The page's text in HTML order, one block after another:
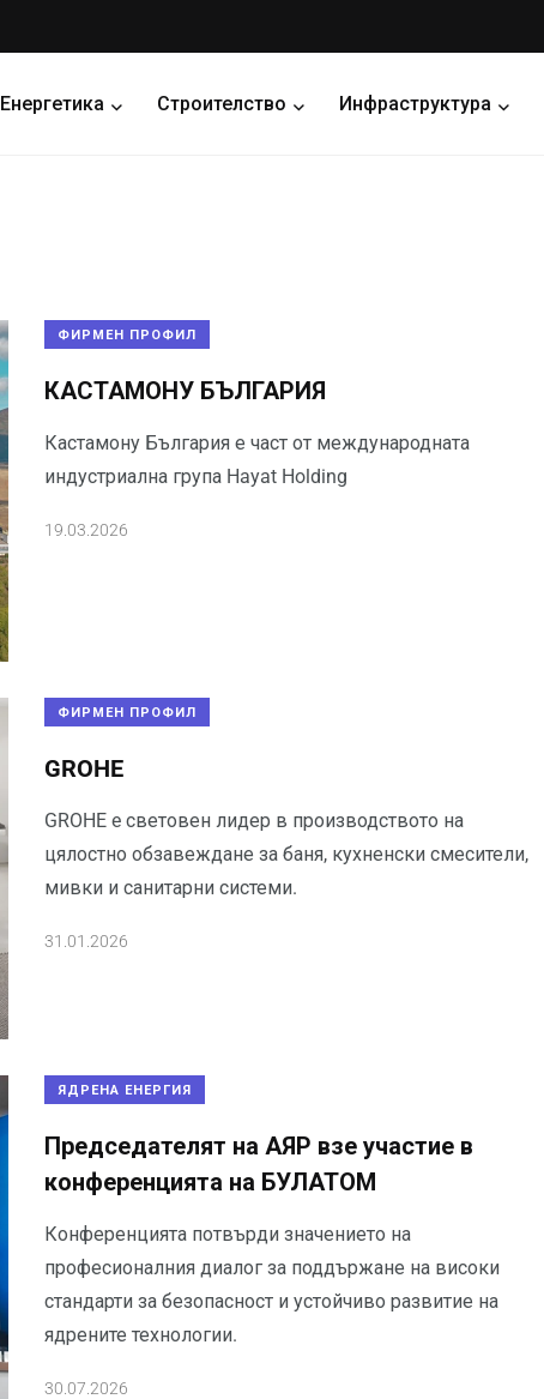
Енергетика Строителство Инфраструктура
ФИРМЕН ПРОФИЛ
КАСТАМОНУ БЪЛГАРИЯ
Кастамону България е част от международната
индустриална група Hayat Holding
19.03.2026
ФИРМЕН ПРОФИЛ
GROHE
GROHE e световен лидер в производството на
цялостно обзавеждане за баня, кухненски смесители,
мивки и санитарни системи.
31.01.2026
ЯДРЕНА ЕНЕРГИЯ
Председателят на АЯР взе участие в
конференцията на БУЛАТОМ
Конференцията потвърди значението на
професионалния диалог за поддържане на високи
стандарти за безопасност и устойчиво развитие на
ядрените технологии.
30.07.2026